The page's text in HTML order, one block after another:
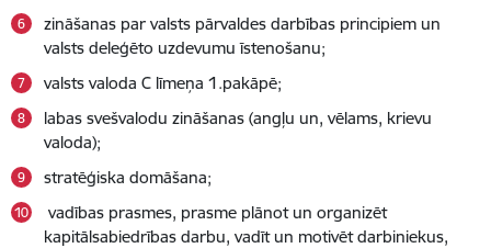
zināšanas par valsts pārvaldes darbības principiem un
valsts deleģēto uzdevumu īstenošanu;
valsts valoda C līmeņa 1.pakāpē;
labas svešvalodu zināšanas (angļu un, vēlams, krievu
valoda);
stratēģiska domāšana;
vadības prasmes, prasme plānot un organizēt
kapitālsabiedrības darbu, vadīt un motivēt darbiniekus,